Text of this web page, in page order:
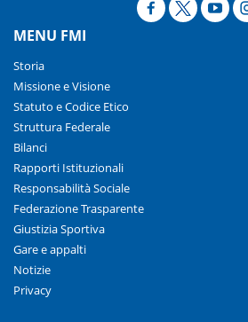
MENU FMI
Storia
Missione e Visione
Statuto e Codice Etico
Struttura Federale
Bilanci
Rapporti Istituzionali
Responsabilità Sociale
Federazione Trasparente
Giustizia Sportiva
Gare e appalti
Notizie
Privacy